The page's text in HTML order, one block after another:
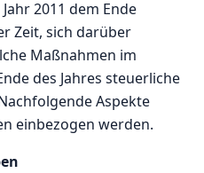
2011 dem Ende
Zeit, sich darüber
Maßnahmen im
des Jahres steuerliche
Aspekte
einbezogen werden.